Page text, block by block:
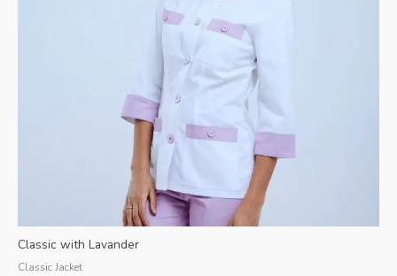
Classic with Lavander
Classic Jacket